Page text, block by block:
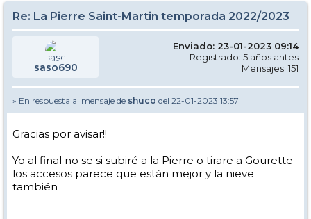
Re: La Pierre Saint-Martin temporada 2022/2023
saso690
Enviado: 23-01-2023 09:14
Registrado: 5 años antes
Mensajes: 151
» En respuesta al mensaje de shuco del 22-01-2023 13:57
Gracias por avisar!!
Yo al final no se si subiré a la Pierre o tirare a Gourette
los accesos parece que están mejor y la nieve
también